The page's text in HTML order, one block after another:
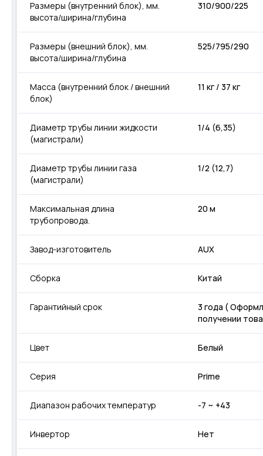
Размеры (внутренний блок), мм.
высота/ширина/глубина
310/900/225
Размеры (внешний блок), мм.
высота/ширина/глубина
525/795/290
Масса (внутренний блок / внешний
блок)
11 кг / 37 кг
Диаметр трубы линии жидкости
(магистрали)
1/4 (6,35)
Диаметр трубы линии газа
(магистрали)
1/2 (12,7)
Максимальная длина
трубопровода.
20 м
Завод-изготовитель AUX
Сборка Китай
Гарантийный срок
3 года (
получении
Цвет Белый
Серия Prime
Диапазон рабочих температур -7 ~ +43
Инвертор Нет